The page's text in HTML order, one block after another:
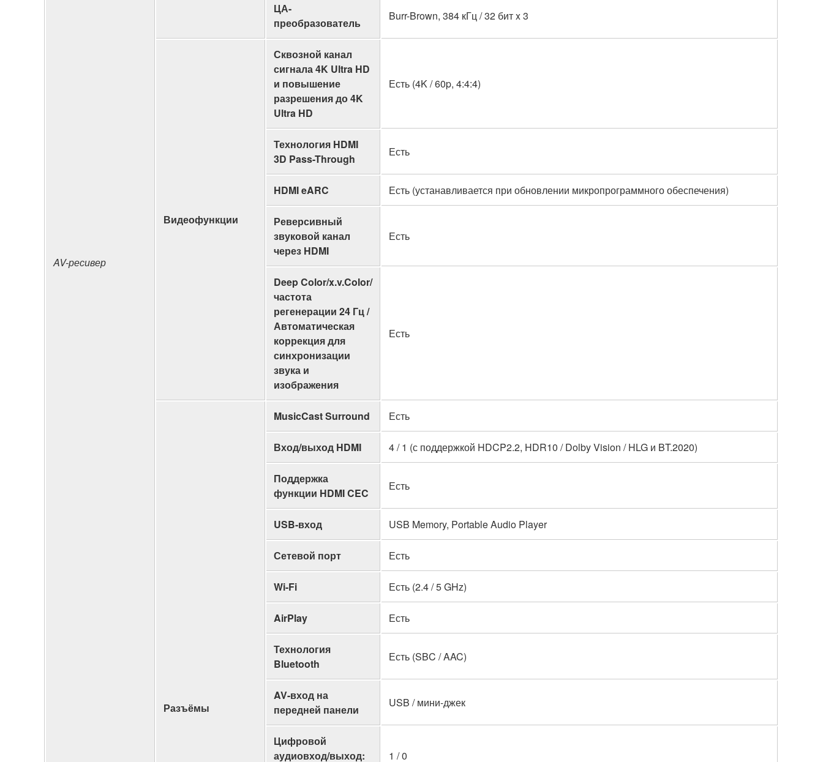
AV-ресивер
ЦА-
преобразователь
Burr-Brown, 384 кГц / 32 бит x 3
Видеофункции
Сквозной канал
сигнала 4K Ultra HD
и повышение
разрешения до 4K
Ultra HD
Есть (4K / 60p, 4:4:4)
Технология HDMI
3D Pass-Through
Есть
HDMI eARC Есть (устанавливается при обновлении микропрограммного обеспечения)
Реверсивный
звуковой канал
через HDMI
Есть
Deep Color/x.v.Color/
частота
регенерации 24 Гц /
Автоматическая
коррекция для
синхронизации
звука и
изображения
Есть
Разъёмы
MusicCast Surround Есть
Вход/выход HDMI 4 / 1 (с поддержкой HDCP2.2, HDR10 / Dolby Vision / HLG и BT.2020)
Поддержка
функции HDMI CEC
Есть
USB-вход USB Memory, Portable Audio Player
Сетевой порт Есть
Wi-Fi Есть (2.4 / 5 GHz)
AirPlay Есть
Технология
Bluetooth
Есть (SBC / AAC)
AV-вход на
передней панели
USB / мини-джек
Цифровой
аудиовход/выход:
1 / 0